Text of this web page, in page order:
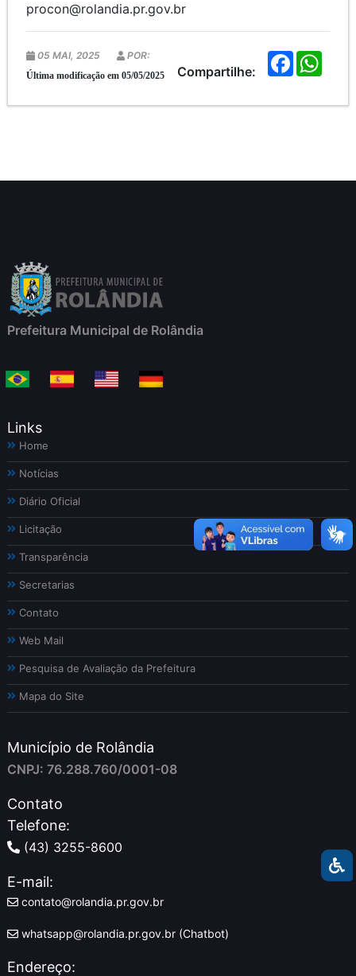
procon@rolandia.pr.gov.br
Compartilhe:
F
a
b
s
05 MAI, 2025 POR:
Última modificação em 05/05/2025
Prefeitura Municipal de Rolândia
Links
Home
Notícias
Diário Oficial
Licitação
Transparência
Secretarias
Contato
Web Mail
Pesquisa de Avaliação da Prefeitura
Mapa do Site
Município de Rolândia
CNPJ: 76.288.760/0001-08
Contato
Telefone:
(43) 3255-8600
E-mail:
contato@rolandia.pr.gov.br
whatsapp@rolandia.pr.gov.br (Chatbot)
Endereço: